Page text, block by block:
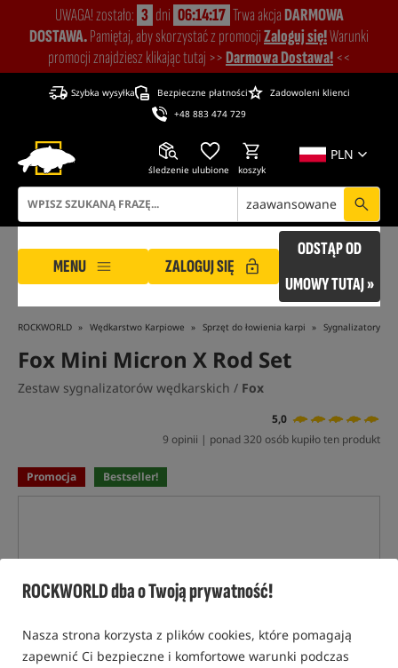
ROCKWORLD dba o Twoją prywatność!
Nasza strona korzysta z plików cookies, które pomagają
zapewnić Ci bezpieczne i komfortowe warunki podczas
UWAGA! zostało: 3 dni 06:14:16 Trwa akcjaDARMOWA
DOSTAWA.Pamiętaj, aby skorzystać z promocjiZaloguj się!Warunki
promocji znajdziesz klikając tutaj >>Darmowa Dostawa! <<
Szybka wysyłka Bezpieczne płatności
Zadowoleni klienci
+48 883 474 729
PLN
śledzenie ulubione koszyk
zaawansowane
MENU ZALOGUJ SIĘ
ODSTĄP OD
UMOWY TUTAJ »
ROCKWORLD Wędkarstwo Karpiowe Sprzęt do łowienia karpi Sygnalizatory
Fox Mini Micron X Rod Set
Zestaw sygnalizatorów wędkarskich / Fox
5,0
9 opinii | ponad 320 osób kupiło ten produkt
Promocja Bestseller!